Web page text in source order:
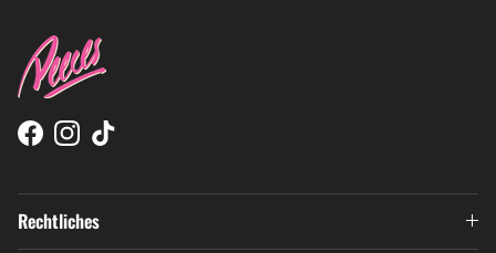
Facebook
Instagram
TikTok
Rechtliches